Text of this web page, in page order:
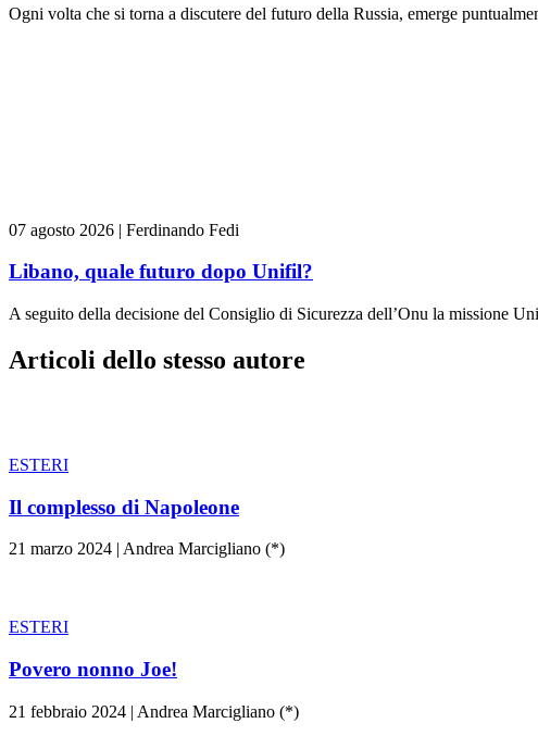
Ogni volta che si torna a discutere del futuro della Russia, emerge
07 agosto 2026 | Ferdinando Fedi
Libano, quale futuro dopo Unifil?
A seguito della decisione del Consiglio di Sicurezza dell’Onu la missione
Articoli dello stesso autore
ESTERI
Il complesso di Napoleone
21 marzo 2024 | Andrea Marcigliano (*)
ESTERI
Povero nonno Joe!
21 febbraio 2024 | Andrea Marcigliano (*)